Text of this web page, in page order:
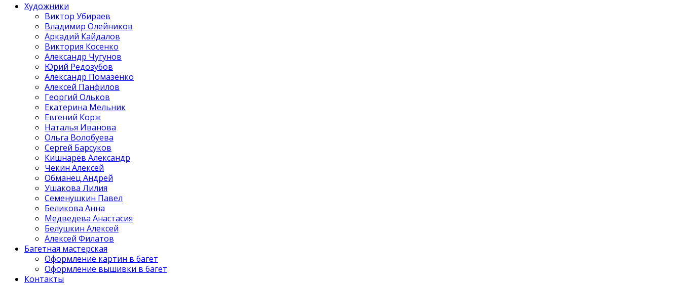
Художники
Виктор Убираев
Владимир Олейников
Аркадий Кайдалов
Виктория Косенко
Александр Чугунов
Юрий Редозубов
Александр Помазенко
Алексей Панфилов
Георгий Ольков
Екатерина Мельник
Евгений Корж
Наталья Иванова
Ольга Волобуева
Сергей Барсуков
Кишнарёв Александр
Чекин Алексей
Обманец Андрей
Ушакова Лилия
Семенушкин Павел
Беликова Анна
Медведева Анастасия
Белушкин Алексей
Алексей Филатов
Багетная мастерская
Оформление картин в багет
Оформление вышивки в багет
Контакты